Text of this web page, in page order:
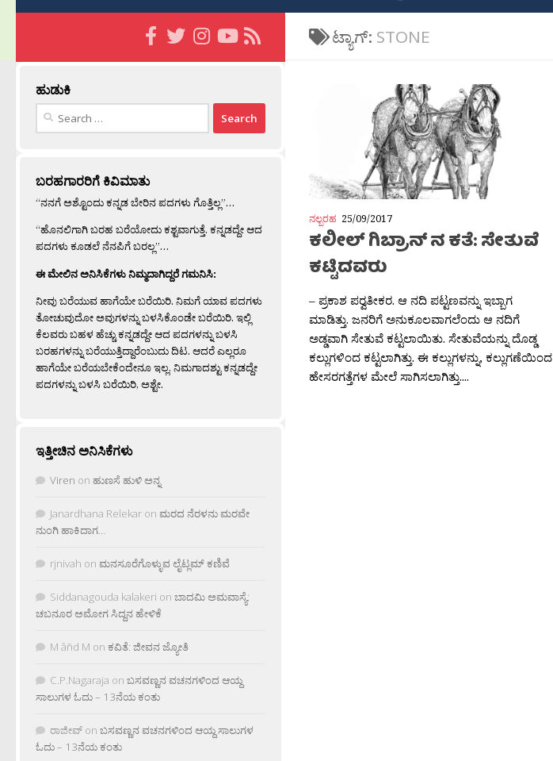
ಟ್ಯಾಗ್: STONE
ನಲ್ಬರಹ 25/09/2017
ಕಲೀಲ್ ಗಿಬ್ರಾನ್ ನ ಕತೆ: ಸೇತುವೆ
ಕಟ್ಟಿದವರು
– ಪ್ರಕಾಶ ಪರ‍್ವತೀಕರ. ಆ ನದಿ ಪಟ್ಟಣವನ್ನು ಇಬ್ಬಾಗ
ಮಾಡಿತ್ತು. ಜನರಿಗೆ ಅನುಕೂಲವಾಗಲೆಂದು ಆ ನದಿಗೆ
ಅಡ್ಡವಾಗಿ ಸೇತುವೆ ಕಟ್ಟಲಾಯಿತು. ಸೇತುವೆಯನ್ನು ದೊಡ್ಡ
ಕಲ್ಲುಗಳಿಂದ ಕಟ್ಟಲಾಗಿತ್ತು. ಈ ಕಲ್ಲುಗಳನ್ನು, ಕಲ್ಲುಗಣೆಯಿಂದ
ಹೇಸರಗತ್ತೆಗಳ ಮೇಲೆ ಸಾಗಿಸಲಾಗಿತ್ತು....
ಹುಡುಕಿ
Search
ಬರಹಗಾರರಿಗೆ ಕಿವಿಮಾತು
“ನನಗೆ ಅಶ್ಟೊಂದು ಕನ್ನಡ ಬೇರಿನ ಪದಗಳು ಗೊತ್ತಿಲ್ಲ”…
“ಹೊನಲಿಗಾಗಿ ಬರಹ ಬರೆಯೋದು ಕಶ್ಟವಾಗುತ್ತೆ. ಕನ್ನಡದ್ದೇ ಆದ
ಪದಗಳು ಕೂಡಲೆ ನೆನಪಿಗೆ ಬರಲ್ಲ”…
ಈ ಮೇಲಿನ ಅನಿಸಿಕೆಗಳು ನಿಮ್ಮದಾಗಿದ್ದರೆ ಗಮನಿಸಿ:
ನೀವು ಬರೆಯುವ ಹಾಗೆಯೇ ಬರೆಯಿರಿ. ನಿಮಗೆ ಯಾವ ಪದಗಳು
ತೋಚುವುದೋ ಅವುಗಳನ್ನು ಬಳಸಿಕೊಂಡೇ ಬರೆಯಿರಿ. ಇಲ್ಲಿ
ಕೆಲವರು ಬಹಳ ಹೆಚ್ಚು ಕನ್ನಡದ್ದೇ ಆದ ಪದಗಳನ್ನು ಬಳಸಿ
ಬರಹಗಳನ್ನು ಬರೆಯುತ್ತಿದ್ದಾರೆಂಬುದು ದಿಟ. ಆದರೆ ಎಲ್ಲರೂ
ಹಾಗೆಯೇ ಬರೆಯಬೇಕೆಂದೇನೂ ಇಲ್ಲ. ನಿಮಗಾದಶ್ಟು ಕನ್ನಡದ್ದೇ
ಪದಗಳನ್ನು ಬಳಸಿ ಬರೆಯಿರಿ, ಅಶ್ಟೇ.
ಇತ್ತೀಚಿನ ಅನಿಸಿಕೆಗಳು
Viren on ಹುಣಸೆ ಹುಳಿ ಅನ್ನ
Janardhana Relekar on ಮರದ ನೆರಳನು ಮರವೇ
ನುಂಗಿ ಹಾಕಿದಾಗ…
rjnivah on ಮನಸೂರೆಗೊಳ್ಳುವ ಲೈಟ್ಲಮ್ ಕಣಿವೆ
Siddanagouda kalakeri on ಬಾದಮಿ ಅಮವಾಸ್ಯೆ:
ಚಬನೂರ ಅಮೋಗ ಸಿದ್ದನ ಹೇಳಿಕೆ
M âñd M on ಕವಿತೆ: ಜೀವನ ಜ್ಯೋತಿ
C.P.Nagaraja on ಬಸವಣ್ಣನ ವಚನಗಳಿಂದ ಆಯ್ದ
ಸಾಲುಗಳ ಓದು – 13ನೆಯ ಕಂತು
ರಾಜೀವ್ on ಬಸವಣ್ಣನ ವಚನಗಳಿಂದ ಆಯ್ದ ಸಾಲುಗಳ
ಓದು – 13ನೆಯ ಕಂತು